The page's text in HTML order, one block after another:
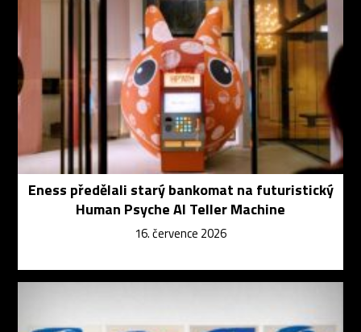
Eness předělali starý bankomat na futuristický
Human Psyche AI Teller Machine
16. července 2026